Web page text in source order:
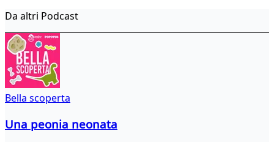
Da altri Podcast
Bella scoperta
Una peonia neonata